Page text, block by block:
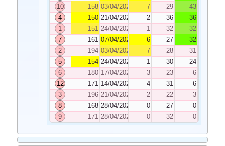
10
158 03/04/2026 7 29
43
4
150 21/04/2026 2 36
36
1
151 24/04/2026 1 32
32
7
161 07/04/2026 6 27
32
2
194 03/04/2026 7 28
31
5
154 24/04/2026 1 30
24
6
180 17/04/2026 3 23
6
12
171 14/04/2026 4 31
6
3
196 21/04/2026 2 22
3
8
168 28/04/2026 0 27
0
9
171 28/04/2026 0 32 0